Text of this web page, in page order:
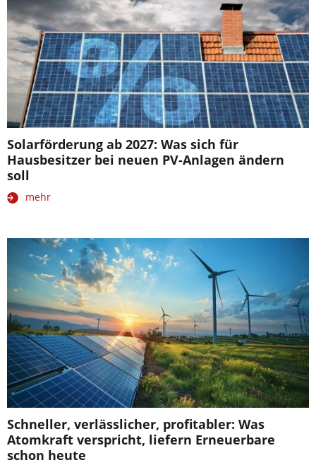
Solarförderung ab 2027: Was sich für
Hausbesitzer bei neuen PV-Anlagen ändern
soll
mehr
Schneller, verlässlicher, profitabler: Was
Atomkraft verspricht, liefern Erneuerbare
schon heute